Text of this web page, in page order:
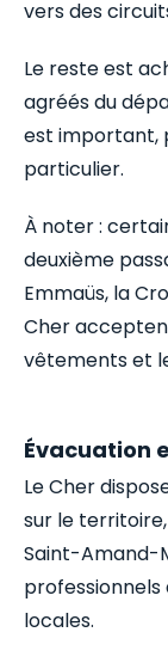
vers des
Le reste est
agréés du
est important,
particulier.
À noter :
deuxième
Emmaüs, la
Cher
vêtements et
Évacuation
Le Cher
sur le
Saint-Amand-
locales.